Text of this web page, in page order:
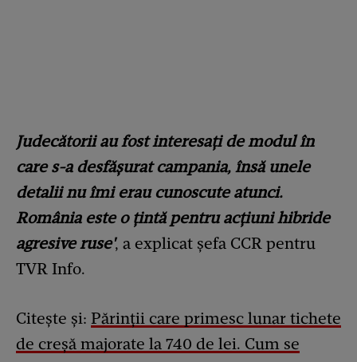
Judecătorii au fost interesați de modul în
care s-a desfășurat campania, însă unele
detalii nu îmi erau cunoscute atunci.
România este o țintă pentru acțiuni hibride
agresive ruse', a explicat șefa CCR pentru
TVR Info.
Citește și: Părinții care primesc lunar tichete
de creșă majorate la 740 de lei. Cum se